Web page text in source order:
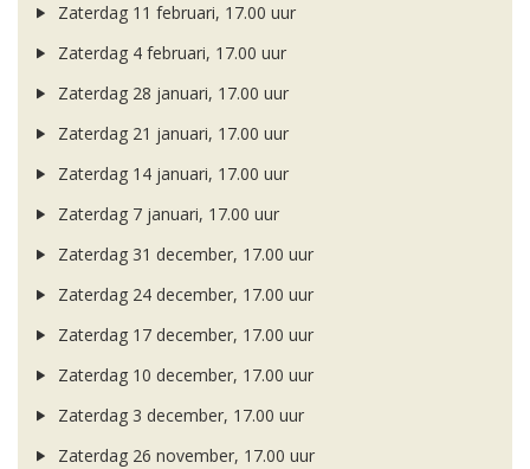
Zaterdag 11 februari, 17.00 uur
Zaterdag 4 februari, 17.00 uur
Zaterdag 28 januari, 17.00 uur
Zaterdag 21 januari, 17.00 uur
Zaterdag 14 januari, 17.00 uur
Zaterdag 7 januari, 17.00 uur
Zaterdag 31 december, 17.00 uur
Zaterdag 24 december, 17.00 uur
Zaterdag 17 december, 17.00 uur
Zaterdag 10 december, 17.00 uur
Zaterdag 3 december, 17.00 uur
Zaterdag 26 november, 17.00 uur